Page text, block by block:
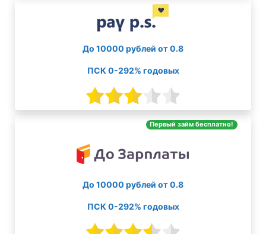
До 10000 рублей от 0.8
ПСК 0-292% годовых
Первый займ бесплатно!
До 10000 рублей от 0.8
ПСК 0-292% годовых